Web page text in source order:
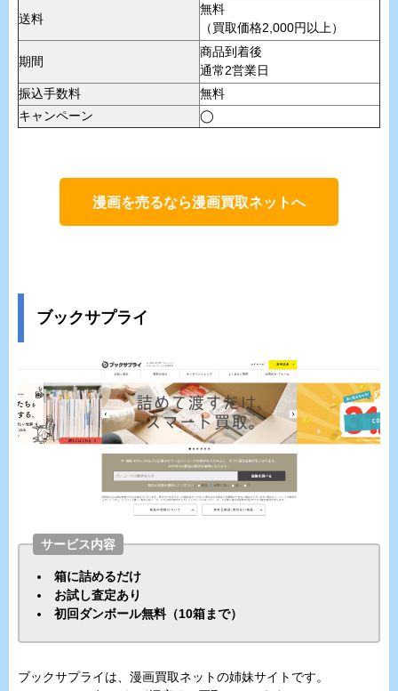
送料
無料
（買取価格2,000円以上）
期間
商品到着後
通常2営業日
振込手数料
無料
キャンペーン
◯
漫画を売るなら漫画買取ネットへ
ブックサプライ
サービス内容
箱に詰めるだけ
お試し査定あり
初回ダンボール無料（10箱まで）
ブックサプライは、漫画買取ネットの姉妹サイトです。